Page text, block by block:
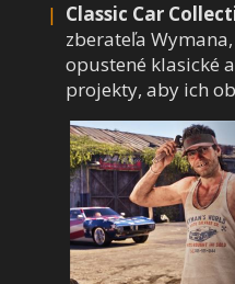
Classic Car
zberateľa
opustené klasické
projekty, aby ich